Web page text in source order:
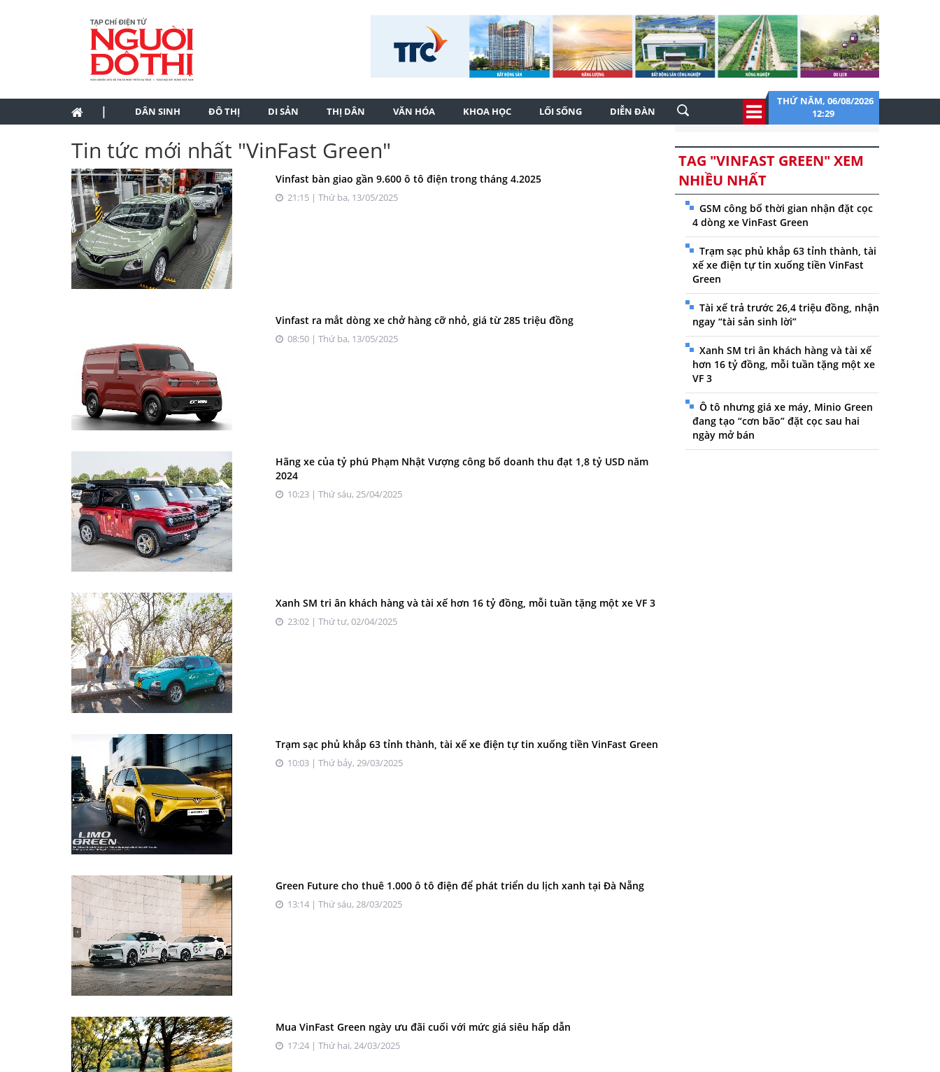
| DÂN SINH ĐÔ THỊ DI SẢN THỊ DÂN VĂN HÓA KHOA HỌC LỐI SỐNG DIỄN ĐÀN
THỨ NĂM, 06/08/2026
12:29
Tin tức mới nhất "VinFast Green"
Vinfast bàn giao gần 9.600 ô tô điện trong tháng 4.2025
21:15 | Thứ ba, 13/05/2025
Vinfast ra mắt dòng xe chở hàng cỡ nhỏ, giá từ 285 triệu đồng
08:50 | Thứ ba, 13/05/2025
Hãng xe của tỷ phú Phạm Nhật Vượng công bố doanh thu đạt 1,8 tỷ USD năm
2024
10:23 | Thứ sáu, 25/04/2025
Xanh SM tri ân khách hàng và tài xế hơn 16 tỷ đồng, mỗi tuần tặng một xe VF 3
23:02 | Thứ tư, 02/04/2025
Trạm sạc phủ khắp 63 tỉnh thành, tài xế xe điện tự tin xuống tiền VinFast Green
10:03 | Thứ bảy, 29/03/2025
Green Future cho thuê 1.000 ô tô điện để phát triển du lịch xanh tại Đà Nẵng
13:14 | Thứ sáu, 28/03/2025
Mua VinFast Green ngày ưu đãi cuối với mức giá siêu hấp dẫn
17:24 | Thứ hai, 24/03/2025
TAG "VINFAST GREEN" XEM
NHIỀU NHẤT
GSM công bố thời gian nhận đặt cọc
4 dòng xe VinFast Green
Trạm sạc phủ khắp 63 tỉnh thành, tài
xế xe điện tự tin xuống tiền VinFast
Green
Tài xế trả trước 26,4 triệu đồng, nhận
ngay “tài sản sinh lời”
Xanh SM tri ân khách hàng và tài xế
hơn 16 tỷ đồng, mỗi tuần tặng một xe
VF 3
Ô tô nhưng giá xe máy, Minio Green
đang tạo “cơn bão” đặt cọc sau hai
ngày mở bán